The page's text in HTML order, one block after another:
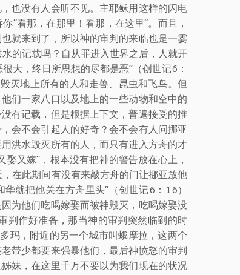
也没有人会听不见。主耶稣用这样的闪电
“看那，在那里！看那，在这里”。而且，
就来到了，所以神的审判的来临也是一霎
的记载吗？自从罪进入世界之后，人就开
大，终日所思想的尽都是恶”（创世记6：
灭地上所有的人和走兽、昆虫和飞鸟。但
们一家八口以及地上的一些动物和空中的
有记载，但是根据上下文，普遍接受的推
会不会引起人的好奇？会不会有人问挪亚
洪水毁灭所有的人，而只有进入方舟的才
又嫁”，根本没有把神的警告放在心上，
在此期间有没有来敲方舟的门让挪亚放他
就把他关在方舟里头”（创世记6：16）
为他们吃喝嫁娶而被神毁灭，吃喝嫁娶没
判作好准备，那当神的审判突然临到的时
玛，附近的另一个城市叫蛾摩拉，这两个
带少都要来强暴他们，最后神愤怒的审判
妹，在这里千万不要以为我们现在的状况